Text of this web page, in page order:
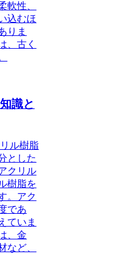
軟性、
込むほ
りま
、古く
識と
ル樹脂
とした
クリル
樹脂を
。アク
であ
ていま
、金
など、